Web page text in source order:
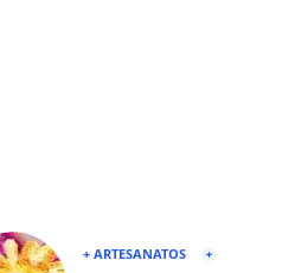
+ ARTESANATOS